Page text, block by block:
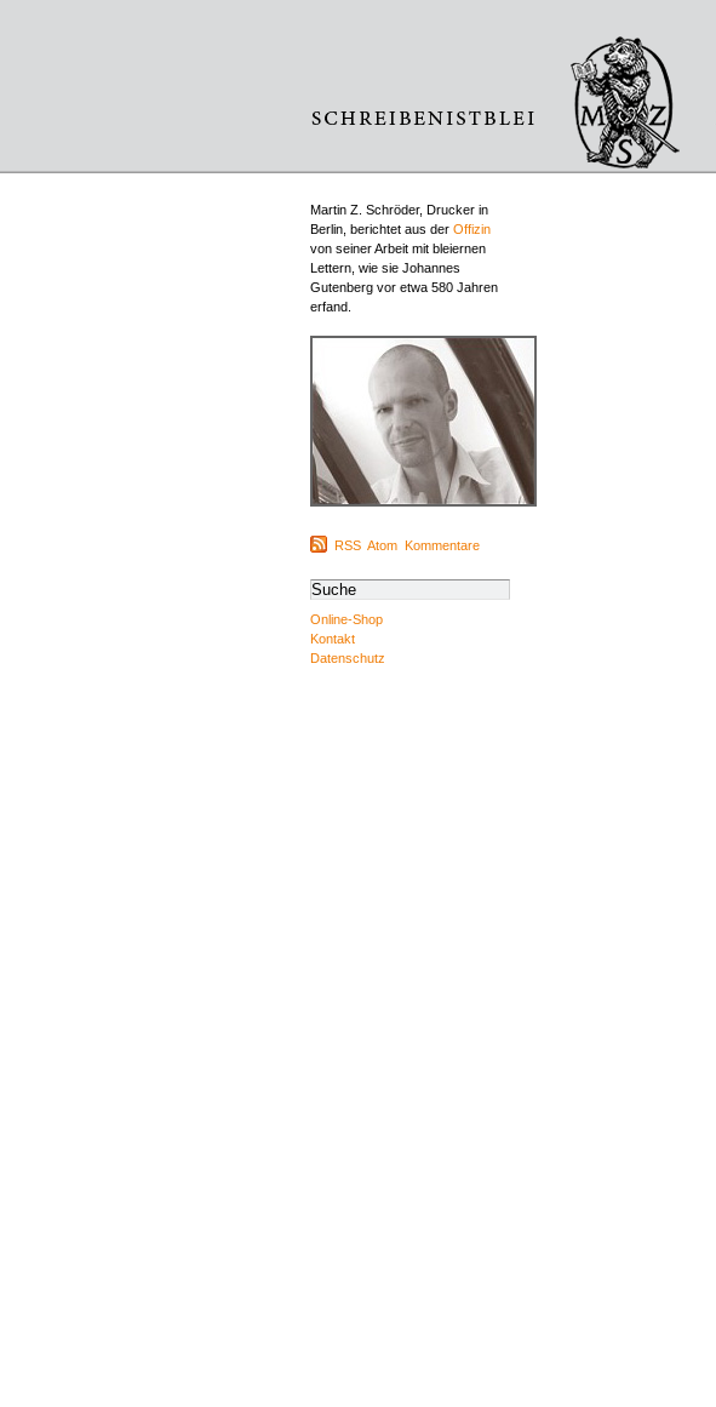
Martin Z. Schröder, Drucker in
Berlin, berichtet aus der Offizin
von seiner Arbeit mit bleiernen
Lettern, wie sie Johannes
Gutenberg vor etwa 580 Jahren
erfand.
RSS Atom Kommentare
Online-Shop
Kontakt
Datenschutz